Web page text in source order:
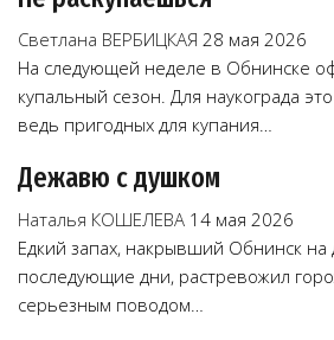
Светлана ВЕРБИЦКАЯ 28 мая 2026
На следующей неделе в Обнинске
купальный сезон. Для наукограда
ведь пригодных для купания…
Дежавю с душком
Наталья КОШЕЛЕВА 14 мая 2026
Едкий запах, накрывший Обнинск
последующие дни, растревожил
серьезным поводом…